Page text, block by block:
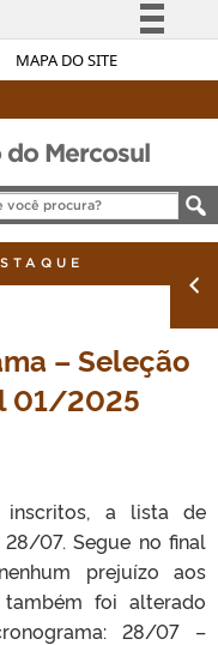
MAPA DO SITE
Simplifique!
à informação
Legislação
Canais
Mercosul
– Seleção
01/2025
inscritos, a lista de
07. Segue no final
prejuízo aos
foi alterado
28/07 –